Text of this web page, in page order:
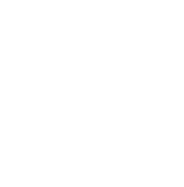
broderie pour choisir leur mari.
vie précédente, manipule les
dangers de sa famille. Yvette, ayant
secrets terribles cache la
son destin cette fois-ci ?